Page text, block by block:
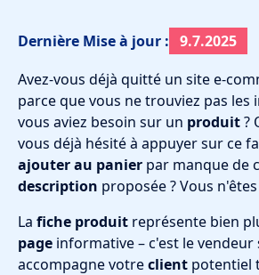
Dernière Mise à jour : 9.7.2025
Avez-vous déjà quitté un site e-
parce que vous ne trouviez pas
vous aviez besoin sur un produit?
vous déjà hésité à appuyer sur ce
ajouter au panier par manque de
description proposée ? Vous
La fiche produit représente bien
page informative – c'est le vendeur
accompagne votreclient potentiel